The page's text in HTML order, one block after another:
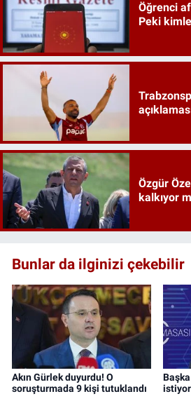
Öğrenci
Peki
Özgür
kalkıyor
Bunlar da ilginizi çekebilir
Akın Gürlek duyurdu! O
soruşturmada 9 kişi tutuklandı